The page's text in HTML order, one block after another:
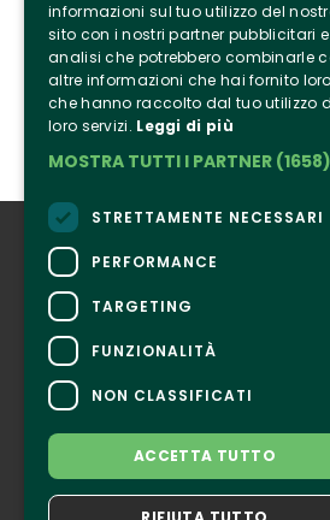
Who we are
Tenuta Selvaggia
Contacts
CONTACTS
For information and
For information on the
Accessibility
informazioni sul tuo utilizzo del
sito con i nostri partner pubblicitari
analisi che potrebbero combinarle
altre informazioni che hai fornito
che hanno raccolto dal tuo utilizzo
loro servizi. Leggi di più
MOSTRA TUTTI I PARTNER
STRETTAMENTE NECESSARI
PERFORMANCE
TARGETING
FUNZIONALITÀ
NON CLASSIFICATI
ACCETTA TUTTO